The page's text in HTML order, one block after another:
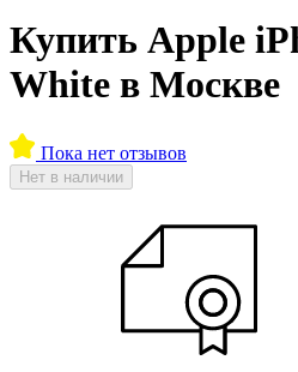
Купить Apple
White в Москве
Пока нет отзывов
Нет в наличии